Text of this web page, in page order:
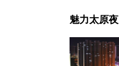
魅力太原夜